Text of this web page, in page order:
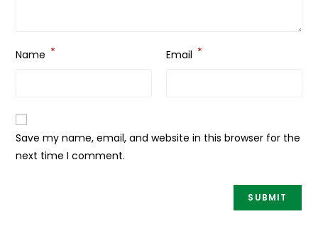
Name * Email *
Save my name, email, and website in this browser for the
next time I comment.